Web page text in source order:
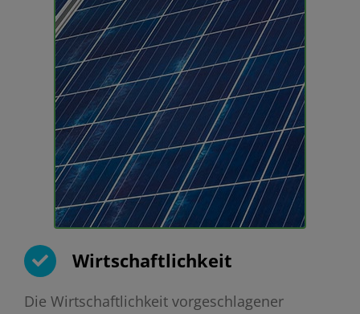
Wirtschaftlichkeit
Die Wirtschaftlichkeit vorgeschlagener